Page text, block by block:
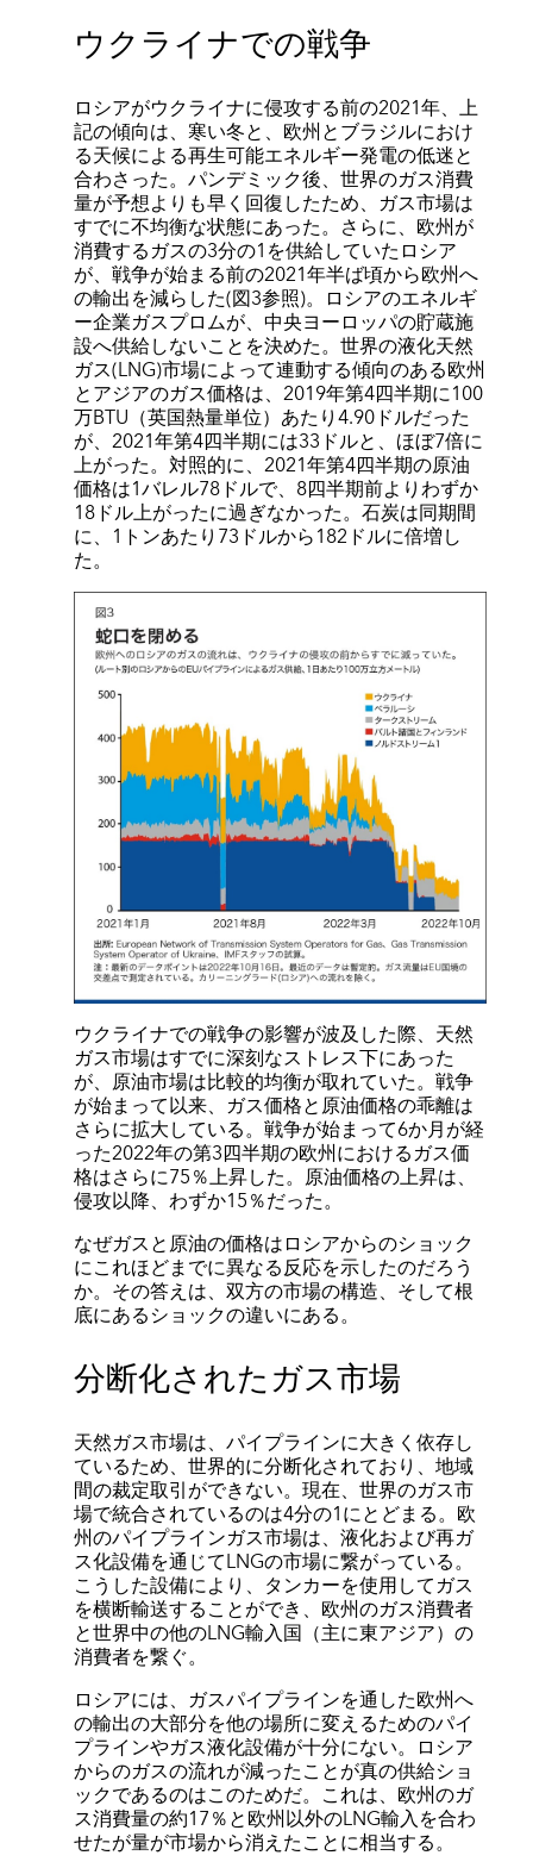
ウクライナでの戦争
ロシアがウクライナに侵攻する前の2021年、上
記の傾向は、寒い冬と、欧州とブラジルにおけ
る天候による再生可能エネルギー発電の低迷と
合わさった。パンデミック後、世界のガス消費
量が予想よりも早く回復したため、ガス市場は
すでに不均衡な状態にあった。さらに、欧州が
消費するガスの3分の1を供給していたロシア
が、戦争が始まる前の2021年半ば頃から欧州へ
の輸出を減らした(図3参照)。ロシアのエネルギ
ー企業ガスプロムが、中央ヨーロッパの貯蔵施
設へ供給しないことを決めた。世界の液化天然
ガス(LNG)市場によって連動する傾向のある欧州
とアジアのガス価格は、2019年第4四半期に100
万BTU（英国熱量単位）あたり4.90ドルだった
が、2021年第4四半期には33ドルと、ほぼ7倍に
上がった。対照的に、2021年第4四半期の原油
価格は1バレル78ドルで、8四半期前よりわずか
18ドル上がったに過ぎなかった。石炭は同期間
に、1トンあたり73ドルから182ドルに倍増し
た。
ウクライナでの戦争の影響が波及した際、天然
ガス市場はすでに深刻なストレス下にあった
が、原油市場は比較的均衡が取れていた。戦争
が始まって以来、ガス価格と原油価格の乖離は
さらに拡大している。戦争が始まって6か月が経
った2022年の第3四半期の欧州におけるガス価
格はさらに75％上昇した。原油価格の上昇は、
侵攻以降、わずか15％だった。
なぜガスと原油の価格はロシアからのショック
にこれほどまでに異なる反応を示したのだろう
か。その答えは、双方の市場の構造、そして根
底にあるショックの違いにある。
分断化されたガス市場
天然ガス市場は、パイプラインに大きく依存し
ているため、世界的に分断化されており、地域
間の裁定取引ができない。現在、世界のガス市
場で統合されているのは4分の1にとどまる。欧
州のパイプラインガス市場は、液化および再ガ
ス化設備を通じてLNGの市場に繋がっている。
こうした設備により、タンカーを使用してガス
を横断輸送することができ、欧州のガス消費者
と世界中の他のLNG輸入国（主に東アジア）の
消費者を繋ぐ。
ロシアには、ガスパイプラインを通した欧州へ
の輸出の大部分を他の場所に変えるためのパイ
プラインやガス液化設備が十分にない。ロシア
からのガスの流れが減ったことが真の供給ショ
ックであるのはこのためだ。これは、欧州のガ
ス消費量の約17％と欧州以外のLNG輸入を合わ
せたが量が市場から消えたことに相当する。